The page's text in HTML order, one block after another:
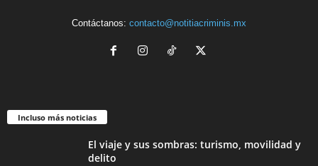
Telegram
Contáctanos: contacto@notitiacriminis.mx
Incluso más noticias
El viaje y sus sombras: turismo, movilidad y
delito